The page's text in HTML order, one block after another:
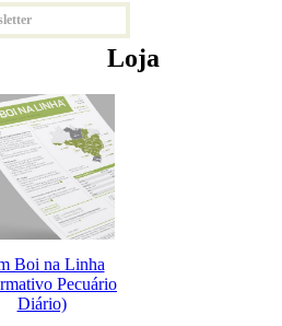
Loja
Boi na Linha
Pecuário
Diário)